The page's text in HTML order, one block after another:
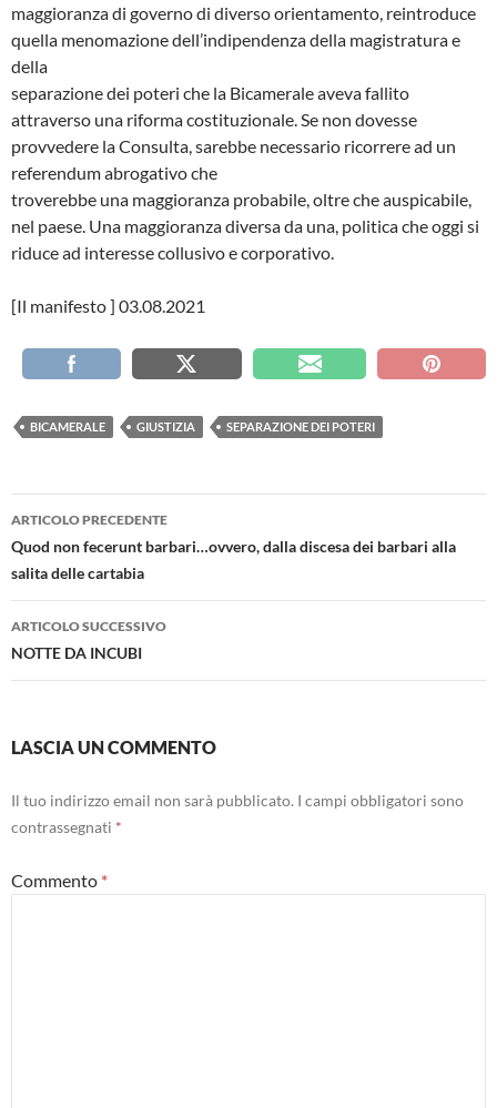
maggioranza di governo di diverso orientamento, reintroduce
quella menomazione dell’indipendenza della magistratura e
della
separazione dei poteri che la Bicamerale aveva fallito
attraverso una riforma costituzionale. Se non dovesse
provvedere la Consulta, sarebbe necessario ricorrere ad un
referendum abrogativo che
troverebbe una maggioranza probabile, oltre che auspicabile,
nel paese. Una maggioranza diversa da una, politica che oggi si
riduce ad interesse collusivo e corporativo.
[Il manifesto ] 03.08.2021
BICAMERALE GIUSTIZIA SEPARAZIONE DEI POTERI
Navigazione
articolo
ARTICOLO PRECEDENTE
Quod non fecerunt barbari…ovvero, dalla discesa dei barbari alla
salita delle cartabia
ARTICOLO SUCCESSIVO
NOTTE DA INCUBI
LASCIA UN COMMENTO
Il tuo indirizzo email non sarà pubblicato. I campi obbligatori sono
contrassegnati *
Commento *